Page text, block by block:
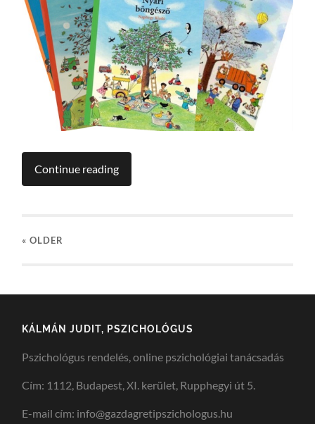
Continue reading
« OLDER
KÁLMÁN JUDIT, PSZICHOLÓGUS
Pszichológus rendelés, online pszichológiai tanácsadás
Cím: 1112, Budapest, XI. kerület, Rupphegyi út 5.
E-mail cím: info@gazdagretipszichologus.hu